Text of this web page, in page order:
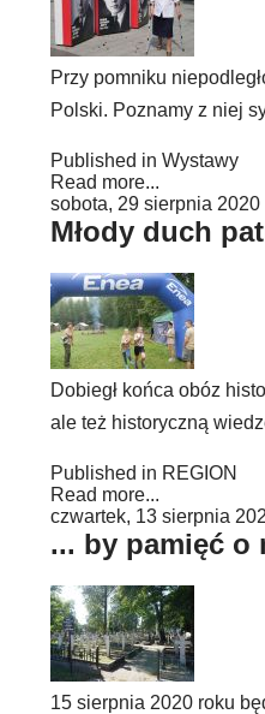
Przy pomniku
Polski. Poznamy z niej
Published in Wystawy
Read more...
sobota, 29 sierpnia 2020
Młody duch
Dobiegł końca obóz
ale też historyczną
Published in REGION
Read more...
czwartek, 13 sierpnia
... by pamięć o
15 sierpnia 2020 roku